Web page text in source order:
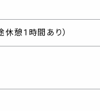
休憩1時間あり）